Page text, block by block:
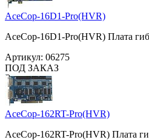
AceCop-16D1-Pro(HVR)
AceCop-16D1-Pro(HVR) Плата
Артикул: 06275
ПОД ЗАКАЗ
AceCop-162RT-Pro(HVR)
AceCop-162RT-Pro(HVR) Плата